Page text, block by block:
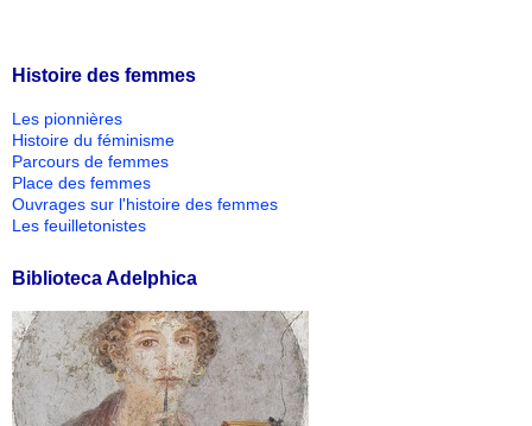
Histoire des femmes
Les pionnières
Histoire du féminisme
Parcours de femmes
Place des femmes
Ouvrages sur l'histoire des femmes
Les feuilletonistes
Biblioteca Adelphica